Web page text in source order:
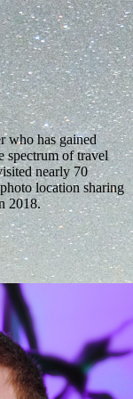
who has gained
spectrum of travel
nearly 70
location sharing
2018.